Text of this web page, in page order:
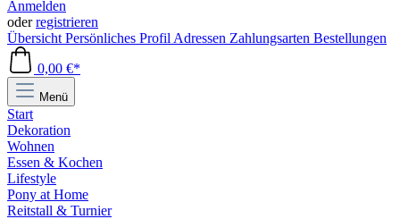
Anmelden
oderregistrieren
Übersicht Persönliches Profil Adressen Zahlungsarten Bestellungen
0,00 €*
Menü
Start
Dekoration
Wohnen
Essen & Kochen
Lifestyle
Pony at Home
Reitstall & Turnier